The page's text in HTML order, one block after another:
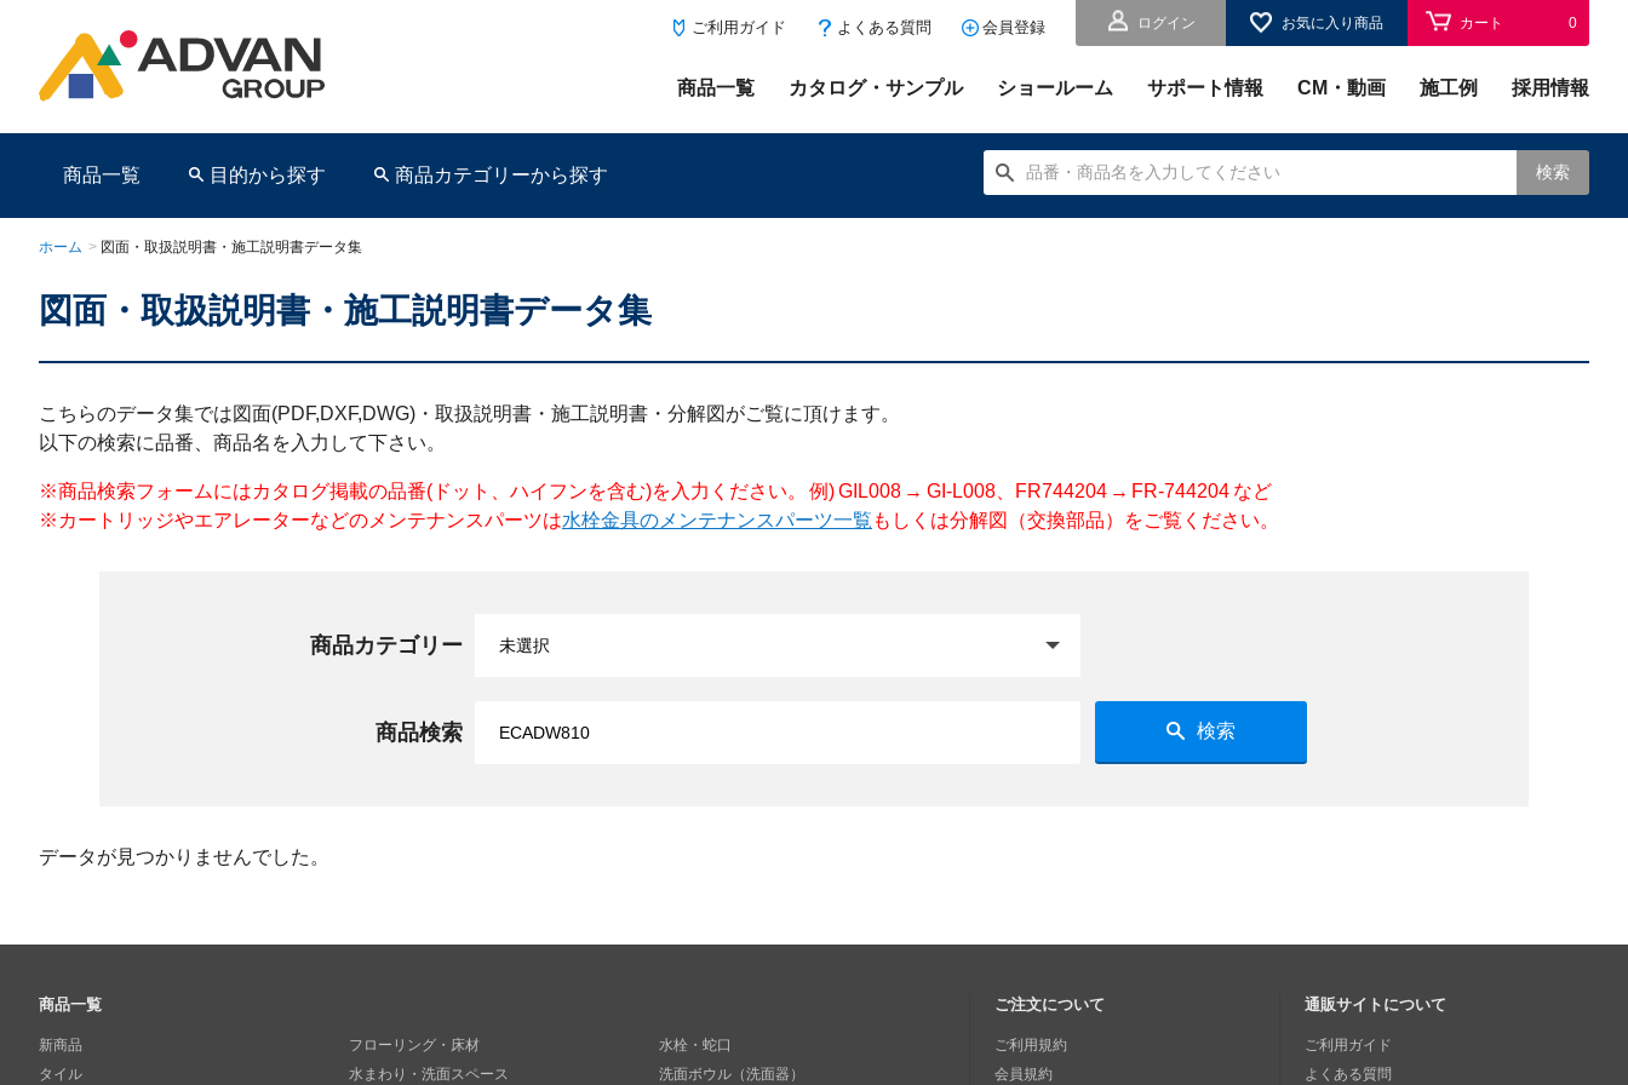
ログイン お気に入り商品 カート 0
ご利用ガイド よくある質問 会員登録
商品一覧 カタログ・サンプル ショールーム サポート情報 CM・動画 施工例 採用情報
商品一覧 目的から探す 商品カテゴリーから探す 検索
ホーム > 図面・取扱説明書・施工説明書データ集
図面・取扱説明書・施工説明書データ集
こちらのデータ集では図面(PDF,DXF,DWG)・取扱説明書・施工説明書・分解図がご覧に頂けます。
以下の検索に品番、商品名を入力して下さい。
※商品検索フォームにはカタログ掲載の品番(ドット、ハイフンを含む)を入力ください。 例) GIL008 → GI-L008、FR744204 → FR-744204 など
※カートリッジやエアレーターなどのメンテナンスパーツは水栓金具のメンテナンスパーツ一覧 もしくは分解図（交換部品）をご覧ください。
商品カテゴリー
商品検索 検索
データが見つかりませんでした。
商品一覧
新商品
タイル
フローリング・床材
水まわり・洗面スペース
水栓・蛇口
洗面ボウル（洗面器）
ご注文について
ご利用規約
会員規約
通販サイトについて
ご利用ガイド
よくある質問